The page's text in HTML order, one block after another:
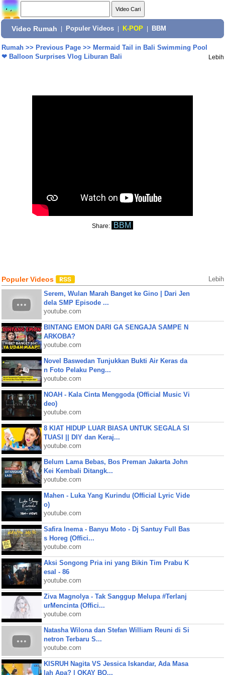
Video Rumah Populer Videos K-POP BBM
Rumah>> Previous Page>> Mermaid Tail in Bali Swimming Pool
❤ Balloon Surprises Vlog Liburan Bali
Lebih
Share: BBM
Populer Videos Lebih
Serem, Wulan Marah Banget ke Gino | Dari Jen
dela SMP Episode ...
youtube.com
BINTANG EMON DARI GA SENGAJA SAMPE N
ARKOBA?
youtube.com
Novel Baswedan Tunjukkan Bukti Air Keras da
n Foto Pelaku Peng...
youtube.com
NOAH - Kala Cinta Menggoda (Official Music Vi
deo)
youtube.com
8 KIAT HIDUP LUAR BIASA UNTUK SEGALA SI
TUASI || DIY dan Keraj...
youtube.com
Belum Lama Bebas, Bos Preman Jakarta John
Kei Kembali Ditangk...
youtube.com
Mahen - Luka Yang Kurindu (Official Lyric Vide
o)
youtube.com
Safira Inema - Banyu Moto - Dj Santuy Full Bas
s Horeg (Offici...
youtube.com
Aksi Songong Pria ini yang Bikin Tim Prabu K
esal - 86
youtube.com
Ziva Magnolya - Tak Sanggup Melupa #Terlanj
urMencinta (Offici...
youtube.com
Natasha Wilona dan Stefan William Reuni di Si
netron Terbaru S...
youtube.com
KISRUH Nagita VS Jessica Iskandar, Ada Masa
lah Apa? | OKAY BO...